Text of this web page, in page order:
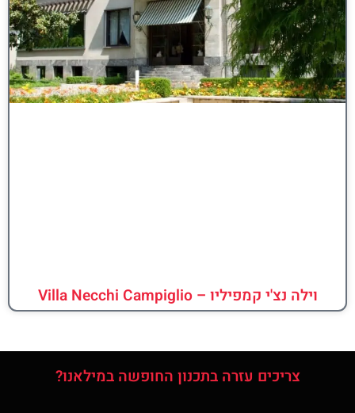
וילה נצ'י קמפיליו – Villa Necchi Campiglio
צריכים עזרה בתכנון החופשה במילאנו?